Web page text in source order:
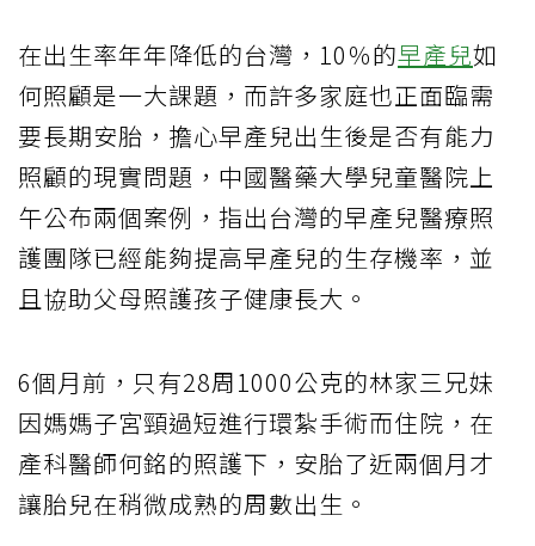
在出生率年年降低的台灣，10％的早產兒如
何照顧是一大課題，而許多家庭也正面臨需
要長期安胎，擔心早產兒出生後是否有能力
照顧的現實問題，中國醫藥大學兒童醫院上
午公布兩個案例，指出台灣的早產兒醫療照
護團隊已經能夠提高早產兒的生存機率，並
且協助父母照護孩子健康長大。
6個月前，只有28周1000公克的林家三兄妹
因媽媽子宮頸過短進行環紮手術而住院，在
產科醫師何銘的照護下，安胎了近兩個月才
讓胎兒在稍微成熟的周數出生。